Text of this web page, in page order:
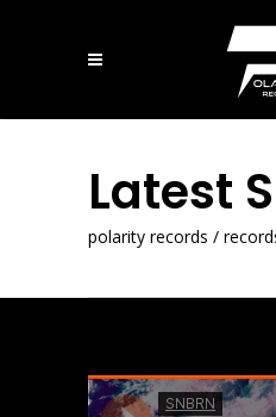
Latest
polarity records /